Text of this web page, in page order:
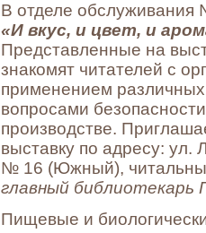
В отделе обслуживания
«И вкус, и цвет, и
Представленные на
знакомят читателей с
применением
вопросами
производстве.
выставку по адресу: ул.
№ 16 (Южный),
главный библиотекарь
Пищевые и